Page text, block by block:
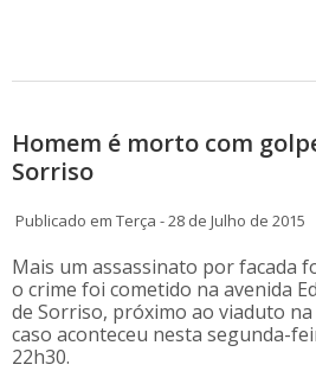
Homem é morto com
Sorriso
Publicado em Terça - 28 de Julho de 2015
Mais um assassinato por facada
o crime foi cometido na avenida
de Sorriso, próximo ao viaduto na
caso aconteceu nesta segunda-
22h30.